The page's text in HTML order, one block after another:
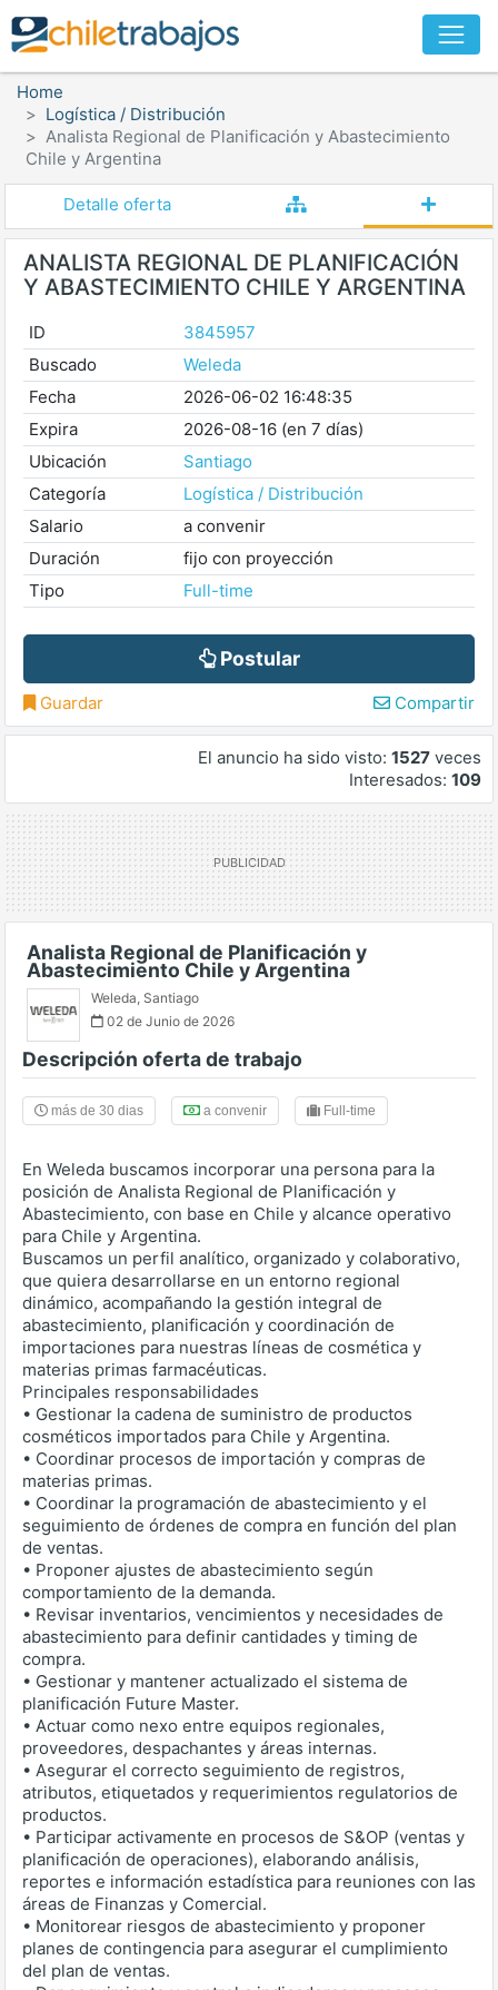
Home
Logística / Distribución
Analista Regional de Planificación y Abastecimiento
Chile y Argentina
Detalle oferta
ANALISTA REGIONAL DE PLANIFICACIÓN
Y ABASTECIMIENTO CHILE Y ARGENTINA
ID
3845957
Buscado
Weleda
Fecha
2026-06-02 16:48:35
Expira
2026-08-16 (en 7 días)
Ubicación
Santiago
Categoría
Logística / Distribución
Salario
a convenir
Duración
fijo con proyección
Tipo
Full-time
Postular
Guardar Compartir
El anuncio ha sido visto: 1527 veces
Interesados: 109
Analista Regional de Planificación y
Abastecimiento Chile y Argentina
Weleda, Santiago
02 de Junio de 2026
Descripción oferta de trabajo
más de 30 dias a convenir Full-time
En Weleda buscamos incorporar una persona para la
posición de Analista Regional de Planificación y
Abastecimiento, con base en Chile y alcance operativo
para Chile y Argentina.
Buscamos un perfil analítico, organizado y colaborativo,
que quiera desarrollarse en un entorno regional
dinámico, acompañando la gestión integral de
abastecimiento, planificación y coordinación de
importaciones para nuestras líneas de cosmética y
materias primas farmacéuticas.
Principales responsabilidades
• Gestionar la cadena de suministro de productos
cosméticos importados para Chile y Argentina.
• Coordinar procesos de importación y compras de
materias primas.
• Coordinar la programación de abastecimiento y el
seguimiento de órdenes de compra en función del plan
de ventas.
• Proponer ajustes de abastecimiento según
comportamiento de la demanda.
• Revisar inventarios, vencimientos y necesidades de
abastecimiento para definir cantidades y timing de
compra.
• Gestionar y mantener actualizado el sistema de
planificación Future Master.
• Actuar como nexo entre equipos regionales,
proveedores, despachantes y áreas internas.
• Asegurar el correcto seguimiento de registros,
atributos, etiquetados y requerimientos regulatorios de
productos.
• Participar activamente en procesos de S&OP (ventas y
planificación de operaciones), elaborando análisis,
reportes e información estadística para reuniones con las
áreas de Finanzas y Comercial.
• Monitorear riesgos de abastecimiento y proponer
planes de contingencia para asegurar el cumplimiento
del plan de ventas.